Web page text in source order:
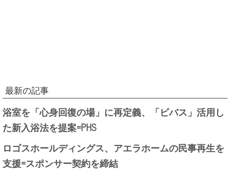
最新の記事
浴室を「心身回復の場」に再定義、「ビバス」活用し
た新入浴法を提案=PHS
ロゴスホールディングス、アエラホームの民事再生を
支援=スポンサー契約を締結